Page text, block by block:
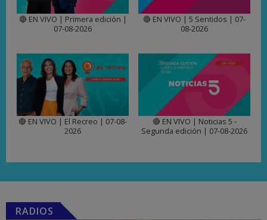
🔴 EN VIVO | Primera edición |
07-08-2026
🔴 EN VIVO | 5 Sentidos | 07-
08-2026
🔴 EN VIVO | El Recreo | 07-08-
2026
🔴 EN VIVO | Noticias 5 -
Segunda edición | 07-08-2026
RADIOS